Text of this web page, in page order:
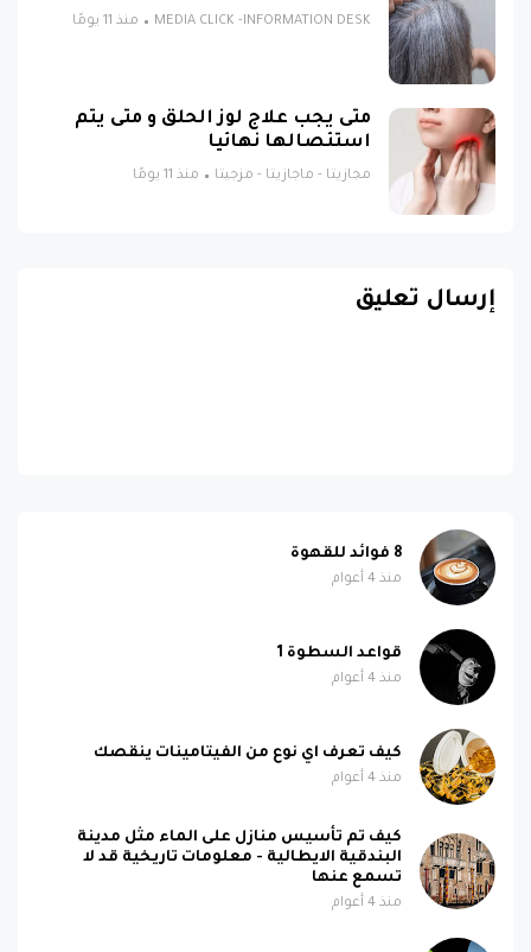
MEDIA CLICK -INFORMATION DESK منذ 11 يومًا
متى يجب علاج لوز الحلق و متى يتم
استئصالها نهائيا
مجازيتا - ماجازيتا - مزجيتا منذ 11 يومًا
إرسال تعليق
8 فوائد للقهوة
منذ 4 أعوام
قواعد السطوة 1
منذ 4 أعوام
كيف تعرف اي نوع من الفيتامينات ينقصك
منذ 4 أعوام
كيف تم تأسيس منازل على الماء مثل مدينة
البندقية الايطالية - معلومات تاريخية قد لا
تسمع عنها
منذ 4 أعوام